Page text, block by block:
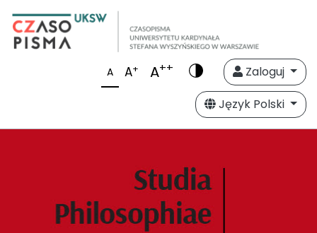
A A+ A++
Zaloguj
Język Polski